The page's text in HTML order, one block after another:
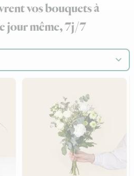
vos bouquets à
jour même, 7j/7